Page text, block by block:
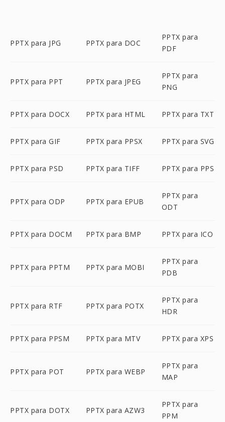
PPTX para JPG PPTX para DOC
PPTX para
PDF
PPTX para PPT PPTX para JPEG
PPTX para
PNG
PPTX para DOCX PPTX para HTML PPTX para TXT
PPTX para GIF PPTX para PPSX PPTX para SVG
PPTX para PSD PPTX para TIFF PPTX para PPS
PPTX para ODP PPTX para EPUB
PPTX para
ODT
PPTX para DOCM PPTX para BMP PPTX para ICO
PPTX para PPTM PPTX para MOBI
PPTX para
PDB
PPTX para RTF PPTX para POTX
PPTX para
HDR
PPTX para PPSM PPTX para MTV PPTX para XPS
PPTX para POT PPTX para WEBP
PPTX para
MAP
PPTX para DOTX PPTX para AZW3
PPTX para
PPM